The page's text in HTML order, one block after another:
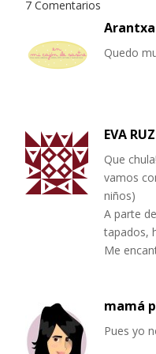
7 Comentarios
Arantxa
Quedo
EVA RUZ
Que
vamos
niños)
A parte
tapados,
Me
mamá
Pues yo